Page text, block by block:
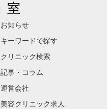
お知らせ
キーワードで探す
クリニック検索
記事・コラム
運営会社
美容クリニック求人